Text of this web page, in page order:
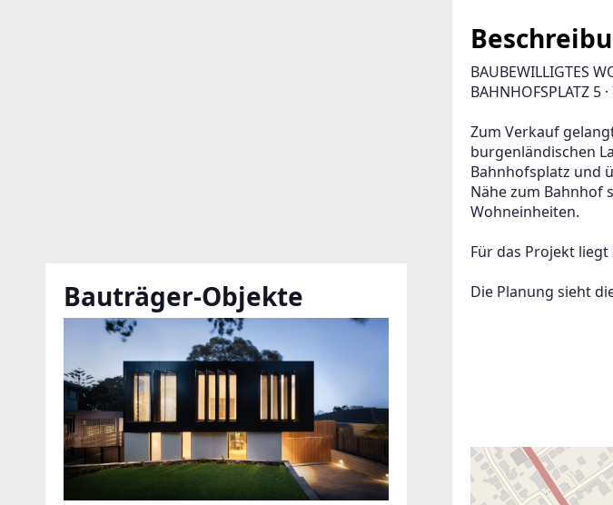
BAUBEWILLIGTES
BAHNHOFSPLATZ 5
Zum Verkauf
burgenländischen
Bahnhofsplatz und
Nähe zum Bahnhof
Wohneinheiten.
Für das Projekt
Die Planung sieht
ANBIETER
Bauträger-Objekte